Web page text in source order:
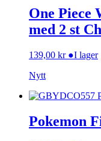
One Piece
med 2 st
139,00 kr ●I lager
Nytt
Pokemon